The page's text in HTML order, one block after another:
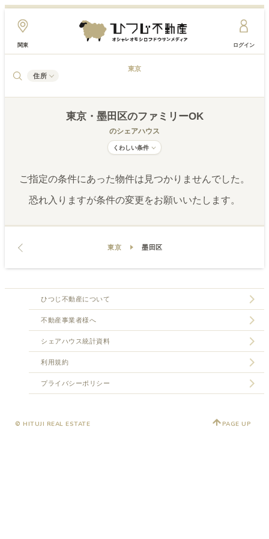
関東 ログイン
住所
東京
東京・墨田区のファミリーOK
のシェアハウス
くわしい条件
ご指定の条件にあった物件は見つかりませんでした。
恐れ入りますが条件の変更をお願いいたします。
東京 墨田区
ひつじ不動産について
不動産事業者様へ
シェアハウス統計資料
利用規約
プライバシーポリシー
© HITUJI REAL ESTATE PAGE UP